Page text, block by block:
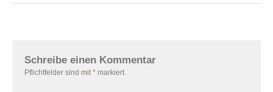
Schreibe einen Kommentar
Pflichtfelder sind mit * markiert.